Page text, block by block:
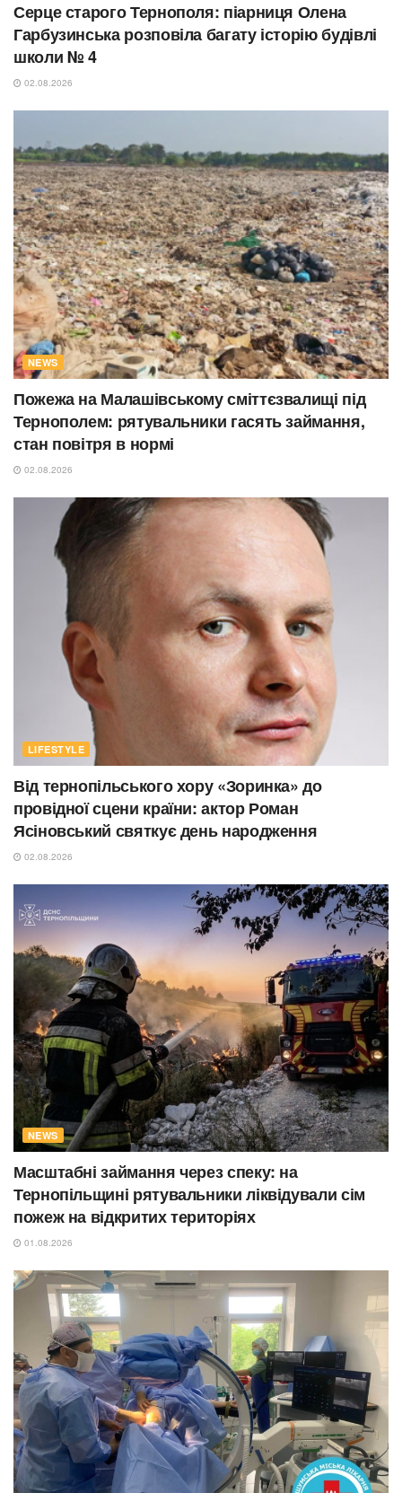
Серце старого Тернополя: піарниця Олена
Гарбузинська розповіла багату історію будівлі
школи № 4
02.08.2026
NEWS
Пожежа на Малашівському сміттєзвалищі під
Тернополем: рятувальники гасять займання,
стан повітря в нормі
02.08.2026
LIFESTYLE
Від тернопільського хору «Зоринка» до
провідної сцени країни: актор Роман
Ясіновський святкує день народження
02.08.2026
NEWS
Масштабні займання через спеку: на
Тернопільщині рятувальники ліквідували сім
пожеж на відкритих територіях
01.08.2026